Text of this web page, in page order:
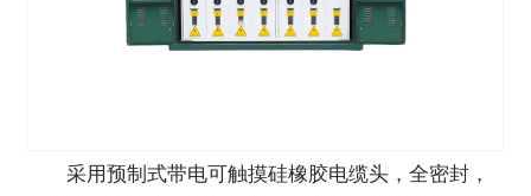
采用预制式带电可触摸硅橡胶电缆头，全密封，